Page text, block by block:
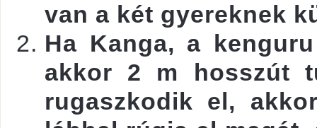
van a két gyereknek
Ha Kanga, a
akkor 2 m hosszút
rugaszkodik el,